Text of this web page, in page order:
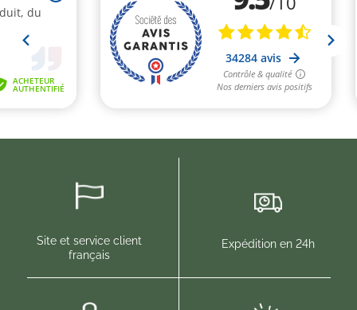
Site et service client
français
Expédition en 24h
promotionnelles. Consultez notre politique de